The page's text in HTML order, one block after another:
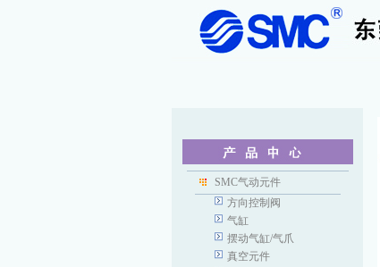
SMC气动元件
方向控制阀
气缸
摆动气缸/气爪
真空元件